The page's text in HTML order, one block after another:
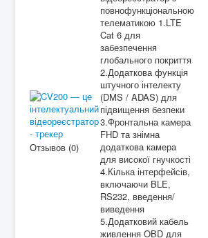
Отзывов (0)
повнофункціональною
телематикою 1.LTE
Cat 6 для
забезпечення
глобального покриття
2.Додаткова функція
штучного інтелекту
(DMS / ADAS) для
підвищення безпеки
3.Фронтальна камера
FHD та знімна
додаткова камера
для високої гнучкості
4.Кілька інтерфейсів,
включаючи BLE,
RS232, введення/
виведення
5.Додатковий кабель
живлення OBD для